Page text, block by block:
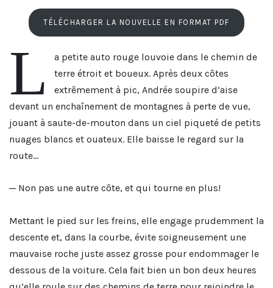
TÉLÉCHARGER LA NOUVELLE EN FORMAT PDF
L
a petite auto rouge louvoie dans le chemin de
terre étroit et boueux. Après deux côtes
extrêmement à pic, Andrée soupire d’aise
devant un enchaînement de montagnes à perte de vue,
jouant à saute-de-mouton dans un ciel piqueté de petits
nuages blancs et ouateux. Elle baisse le regard sur la
route…
─ Non pas une autre côte, et qui tourne en plus!
Mettant le pied sur les freins, elle engage prudemment la
descente et, dans la courbe, évite soigneusement une
mauvaise roche juste assez grosse pour endommager le
dessous de la voiture. Cela fait bien un bon deux heures